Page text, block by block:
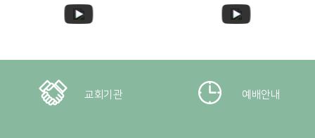
교회기관 예배안내